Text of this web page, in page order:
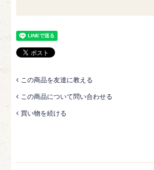
この商品を友達に教える
この商品について問い合わせる
買い物を続ける